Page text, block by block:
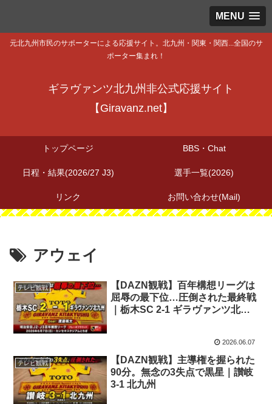
MENU
元北九州市民のサポーターによる応援サイト。北九州・関東・関西...全国のサ
ポーター集まれ！
ギラヴァンツ北九州非公式応援サイト
【Giravanz.net】
トップページ BBS・Chat
日程・結果(2026/27 J3) 選手一覧(2026)
リンク お問い合わせ(Mail)
アウェイ
テレビ観戦
【DAZN観戦】百年構想リーグは
屈辱の最下位…圧倒された最終戦
｜栃木SC 2-1 ギラヴァンツ北九
2026.06.07
テレビ観戦
【DAZN観戦】主導権を握られた
90分。無念の3失点で黒星｜讃岐
3-1 北九州